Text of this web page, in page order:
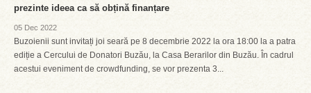
prezinte ideea ca să obțină finanțare
05 Dec 2022
Buzoienii sunt invitați joi seară pe 8 decembrie 2022 la ora 18:00 la a patra
ediție a Cercului de Donatori Buzău, la Casa Berarilor din Buzău. În cadrul
acestui eveniment de crowdfunding, se vor prezenta 3...